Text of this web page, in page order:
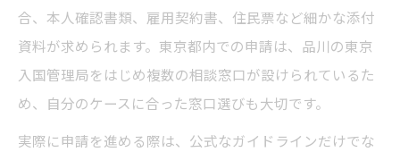
東京でビザ申請を自力で進める時の準備方
法
ビザ申請に必要な書類を徹底チェック
合、本人確認書類、雇用契約書、住民票など細かな添付
資料が求められます。東京都内での申請は、品川の東京
入国管理局をはじめ複数の相談窓口が設けられているた
め、自分のケースに合った窓口選びも大切です。
実際に申請を進める際は、公式なガイドラインだけでな